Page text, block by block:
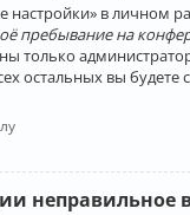
настройки» в личном
пребывание на
только
остальных вы будете
неправильное